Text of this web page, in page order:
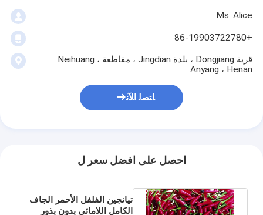
Ms. Alice
+86-19903722780
قرية Dongjiang ، بلدة Jingdian ، مقاطعة Neihuang ،
Anyang ، Henan
ﺎﺘﺼﻟ ﺍﻶﻧ
احصل على افضل سعر ل
تيانجين الفلفل الأحمر الجاف
الكامل اللامائى بدون بذور